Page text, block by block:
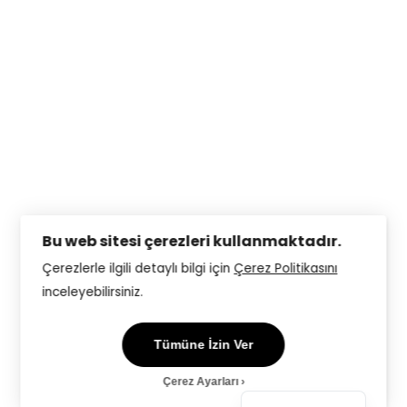
Bu web sitesi çerezleri kullanmaktadır.
Çerezlerle ilgili detaylı bilgi için Çerez Politikasını
inceleyebilirsiniz.
Tümüne İzin Ver
Çerez Ayarları
Русский
Українська
Italiano
Français